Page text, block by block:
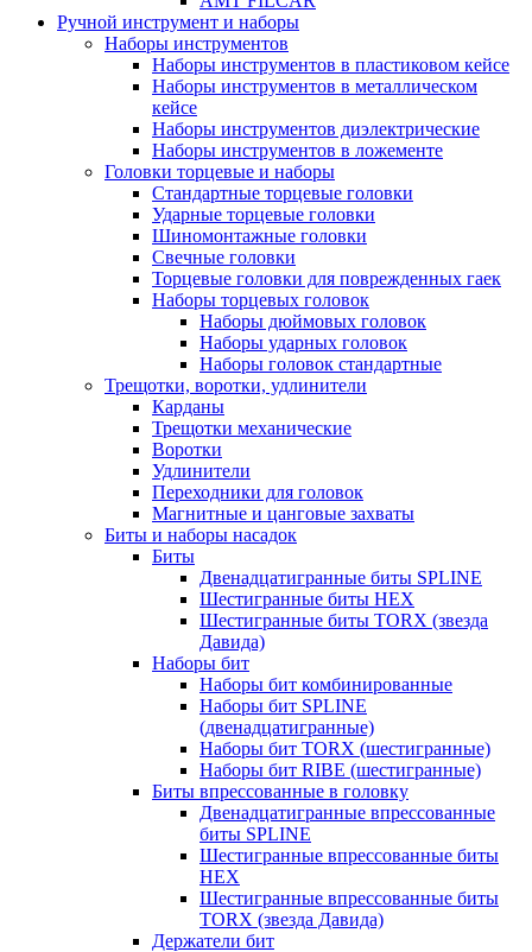
Ручной инструмент и наборы
Наборы инструментов
Наборы инструментов в пластиковом кейсе
Наборы инструментов в металлическом
кейсе
Наборы инструментов диэлектрические
Наборы инструментов в ложементе
Головки торцевые и наборы
Стандартные торцевые головки
Ударные торцевые головки
Шиномонтажные головки
Свечные головки
Торцевые головки для поврежденных гаек
Наборы торцевых головок
Наборы дюймовых головок
Наборы ударных головок
Наборы головок стандартные
Трещотки, воротки, удлинители
Карданы
Трещотки механические
Воротки
Удлинители
Переходники для головок
Магнитные и цанговые захваты
Биты и наборы насадок
Биты
Двенадцатигранные биты SPLINE
Шестигранные биты HEX
Шестигранные биты TORX (звезда
Давида)
Наборы бит
Наборы бит комбинированные
Наборы бит SPLINE
(двенадцатигранные)
Наборы бит TORX (шестигранные)
Наборы бит RIBE (шестигранные)
Биты впрессованные в головку
Двенадцатигранные впрессованные
биты SPLINE
Шестигранные впрессованные биты
HEX
Шестигранные впрессованные биты
TORX (звезда Давида)
Держатели бит